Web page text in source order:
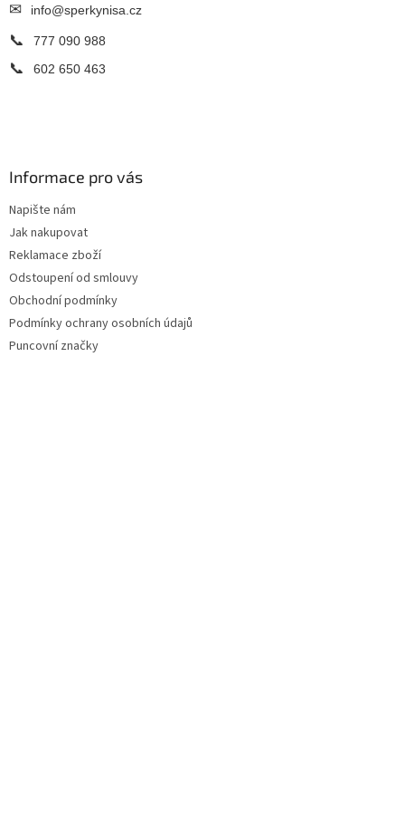
✉ info@sperkynisa.cz
📞 777 090 988
📞 602 650 463
Informace pro vás
Napište nám
Jak nakupovat
Reklamace zboží
Odstoupení od smlouvy
Obchodní podmínky
Podmínky ochrany osobních údajů
Puncovní značky